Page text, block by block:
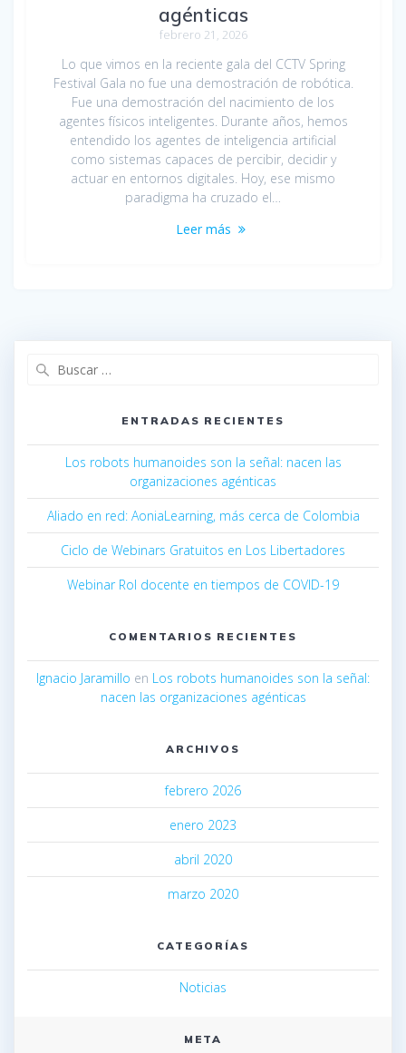
agénticas
febrero 21, 2026
Lo que vimos en la reciente gala del CCTV Spring
Festival Gala no fue una demostración de robótica.
Fue una demostración del nacimiento de los
agentes físicos inteligentes. Durante años, hemos
entendido los agentes de inteligencia artificial
como sistemas capaces de percibir, decidir y
actuar en entornos digitales. Hoy, ese mismo
paradigma ha cruzado el…
Leer más
ENTRADAS RECIENTES
Los robots humanoides son la señal: nacen las
organizaciones agénticas
Aliado en red: AoniaLearning, más cerca de Colombia
Ciclo de Webinars Gratuitos en Los Libertadores
Webinar Rol docente en tiempos de COVID-19
COMENTARIOS RECIENTES
Ignacio Jaramillo en Los robots humanoides son la señal:
nacen las organizaciones agénticas
ARCHIVOS
febrero 2026
enero 2023
abril 2020
marzo 2020
CATEGORÍAS
Noticias
META